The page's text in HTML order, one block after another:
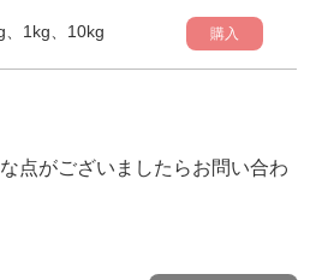
、1kg、10kg 購入
点がございましたらお問い合わ